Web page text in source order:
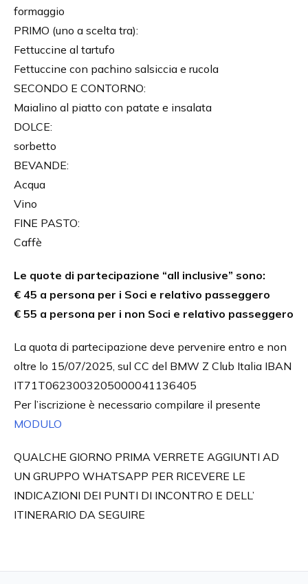
formaggio
PRIMO (uno a scelta tra):
Fettuccine al tartufo
Fettuccine con pachino salsiccia e rucola
SECONDO E CONTORNO:
Maialino al piatto con patate e insalata
DOLCE:
sorbetto
BEVANDE:
Acqua
Vino
FINE PASTO:
Caffè
Le quote di partecipazione “all inclusive” sono:
€ 45 a persona per i Soci e relativo passeggero
€ 55 a persona per i non Soci e relativo passeggero
La quota di partecipazione deve pervenire entro e non
oltre lo 15/07/2025, sul CC del BMW Z Club Italia IBAN
IT71T0623003205000041136405
Per l’iscrizione è necessario compilare il presente
MODULO
QUALCHE GIORNO PRIMA VERRETE AGGIUNTI AD
UN GRUPPO WHATSAPP PER RICEVERE LE
INDICAZIONI DEI PUNTI DI INCONTRO E DELL’
ITINERARIO DA SEGUIRE